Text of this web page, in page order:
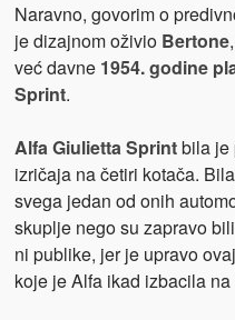
Naravno, govorim o
je dizajnom oživio Bertone
već davne 1954. godine
Sprint.
Alfa Giulietta Sprintbila je
izričaja na četiri kotača.
svega jedan od onih
skuplje nego su zapravo
ni publike, jer je upravo
koje je Alfa ikad izbacila na